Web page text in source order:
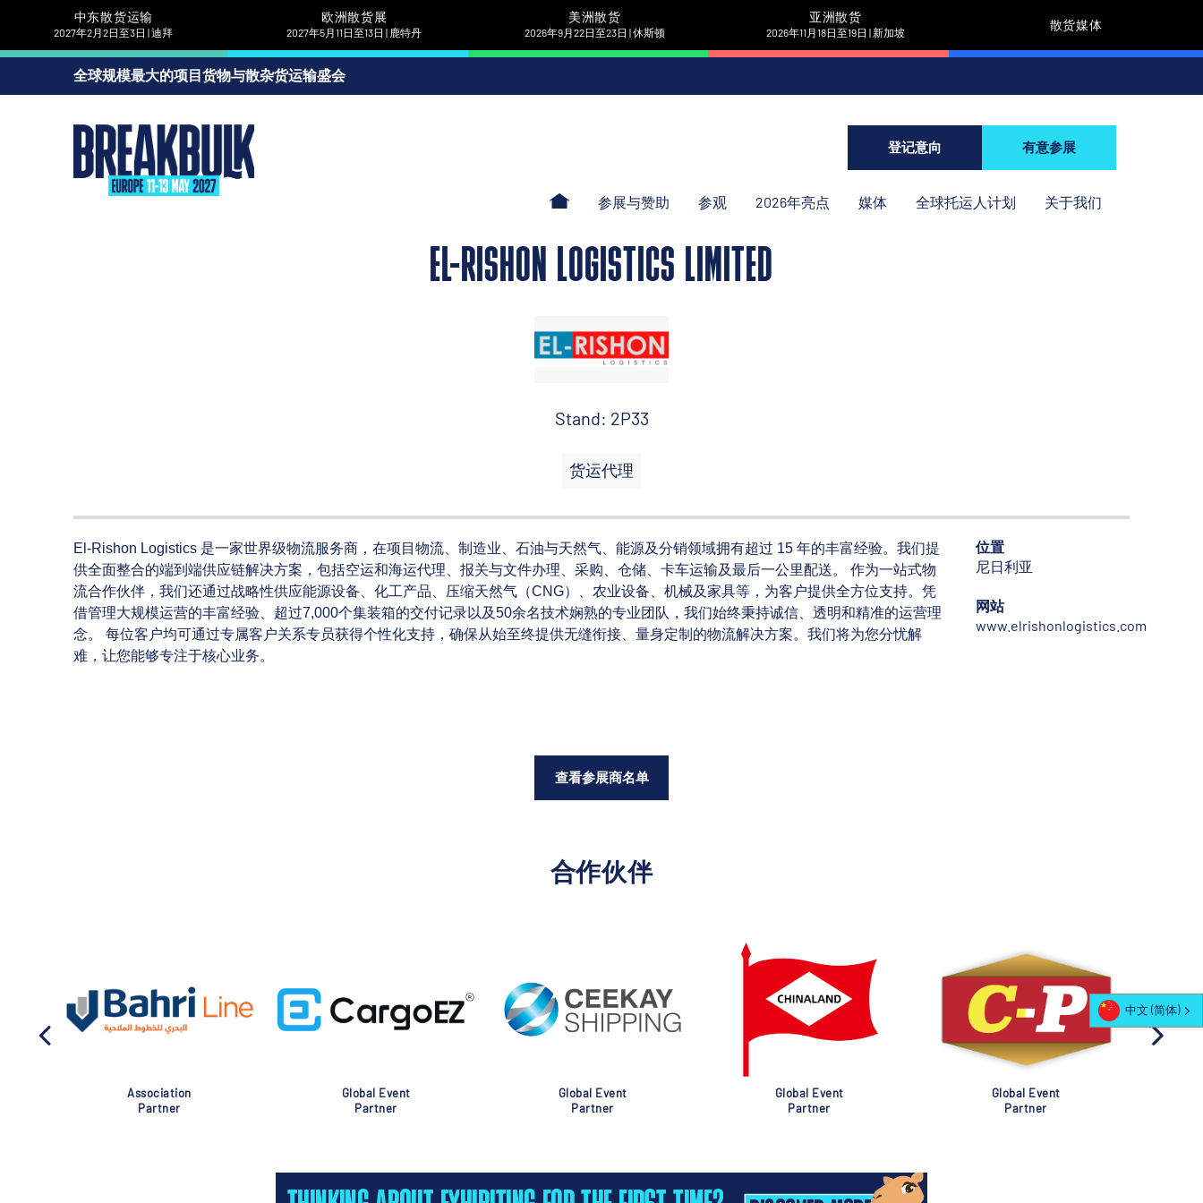
中东散货运输
2027年2月2日至3日 | 迪拜
欧洲散货展
2027年5月11日至13日 | 鹿特丹
美洲散货
2026年9月22日至23日 | 休斯顿
亚洲散货
2026年11月18日至19日 | 新加坡
散货媒体
全球规模最大的项目货物与散杂货运输盛会
登记意向 有意参展
参展与赞助 参观 2026年亮点 媒体 全球托运人计划 关于我们
EL-RISHON LOGISTICS LIMITED
Stand: 2P33
货运代理
El‑Rishon Logistics 是一家世界级物流服务商，在项目物流、制造业、石油与天然气、能源及分销领域拥有超过 15 年的丰富经验。我们提
供全面整合的端到端供应链解决方案，包括空运和海运代理、报关与文件办理、采购、仓储、卡车运输及最后一公里配送。 作为一站式物
流合作伙伴，我们还通过战略性供应能源设备、化工产品、压缩天然气（CNG）、农业设备、机械及家具等，为客户提供全方位支持。凭
借管理大规模运营的丰富经验、超过7,000个集装箱的交付记录以及50余名技术娴熟的专业团队，我们始终秉持诚信、透明和精准的运营理
念。 每位客户均可通过专属客户关系专员获得个性化支持，确保从始至终提供无缝衔接、量身定制的物流解决方案。我们将为您分忧解
难，让您能够专注于核心业务。
位置
尼日利亚
网站
www.elrishonlogistics.com
查看参展商名单
合作伙伴
Association
Partner
Global Event
Partner
Global Event
Partner
Global Event
Partner
Global Event
Partner
中文 (简体)